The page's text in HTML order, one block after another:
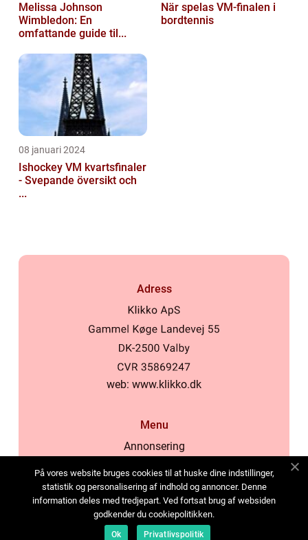
Melissa Johnson
Wimbledon: En
omfattande guide til...
När spelas VM-finalen i
bordtennis
08 januari 2024
Ishockey VM kvartsfinaler
- Svepande översikt och
...
Adress
web: www.klikko.dk
Menu
Annonsering
Cookies
Kontakta oss
Sitemap
På vores website bruges cookies til at huske dine indstillinger,
statistik og personalisering af indhold og annoncer. Denne
information deles med tredjepart. Ved fortsat brug af websiden
godkender du cookiepolitikken.
Ok Privatlivspolitik